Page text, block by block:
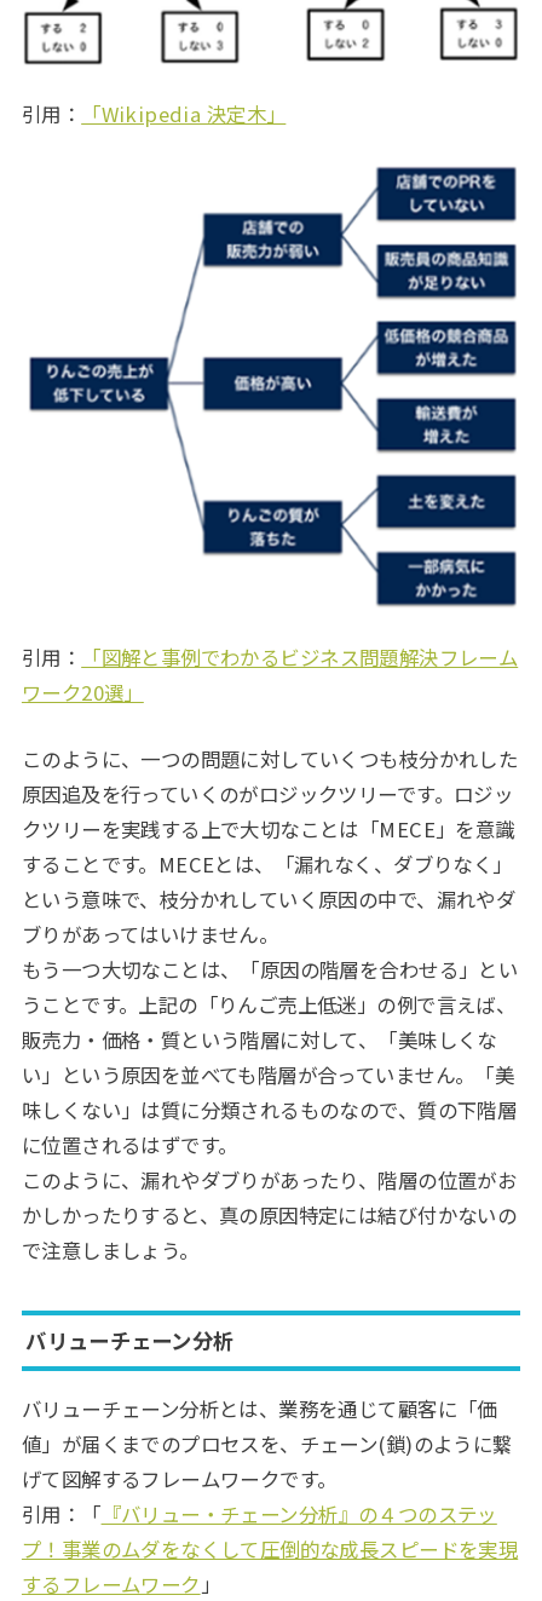
引用： 「Wikipedia 決定木」
引用：
「図解と事例でわかるビジネス問題解決フレーム
ワーク20選」
このように、一つの問題に対していくつも枝分かれした
原因追及を行っていくのがロジックツリーです。ロジッ
クツリーを実践する上で大切なことは「MECE」を意識
することです。MECEとは、「漏れなく、ダブりなく」
という意味で、枝分かれしていく原因の中で、漏れやダ
ブりがあってはいけません。
もう一つ大切なことは、「原因の階層を合わせる」とい
うことです。上記の「りんご売上低迷」の例で言えば、
販売力・価格・質という階層に対して、「美味しくな
い」という原因を並べても階層が合っていません。「美
味しくない」は質に分類されるものなので、質の下階層
に位置されるはずです。
このように、漏れやダブりがあったり、階層の位置がお
かしかったりすると、真の原因特定には結び付かないの
で注意しましょう。
バリューチェーン分析
バリューチェーン分析とは、業務を通じて顧客に「価
値」が届くまでのプロセスを、チェーン(鎖)のように繋
げて図解するフレームワークです。
引用：「 『バリュー・チェーン分析』の４つのステッ
プ！事業のムダをなくして圧倒的な成長スピードを実現
するフレームワーク」